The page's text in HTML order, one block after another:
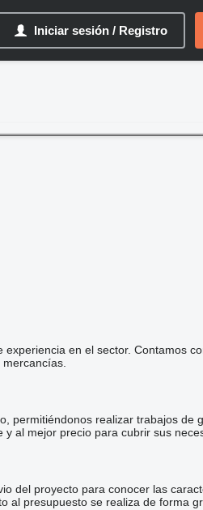
Iniciar sesión / Registro
en el sector. Contamos
permitiéndonos realizar trabajos de
al mejor precio para cubrir sus
del proyecto para conocer las
al presupuesto se realiza de forma